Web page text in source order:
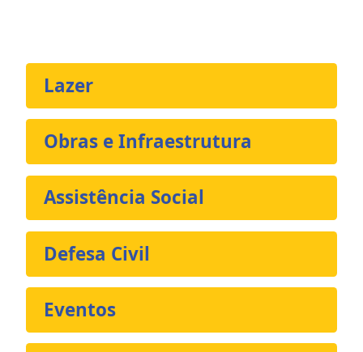
Lazer
Obras e Infraestrutura
Assistência Social
Defesa Civil
Eventos